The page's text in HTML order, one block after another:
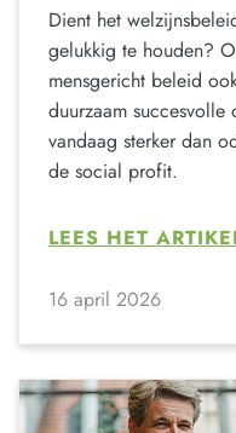
Dient het
gelukkig te houden?
mensgericht beleid
duurzaam
vandaag sterker dan
de social profit.
LEES HET
16 april 2026